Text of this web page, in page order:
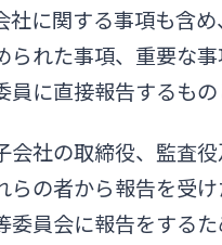
社に関する事項も含
られた事項、重要な
員に直接報告するもの
会社の取締役、監査
らの者から報告を受
委員会に報告をする